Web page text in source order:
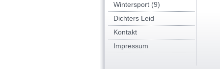
Wintersport (9)
Dichters Leid
Kontakt
Impressum